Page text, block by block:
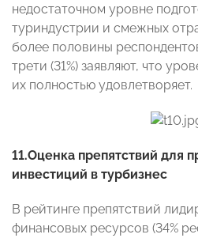
недостаточном уровне
туриндустрии и смежных
более половины
трети (31%) заявляют, что
их полностью удовлетворяет.
11.Оценка препятствий для
инвестиций в турбизнес
В рейтинге препятствий
финансовых ресурсов (34%